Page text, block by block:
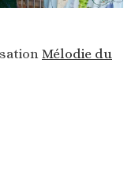
Mélodie du